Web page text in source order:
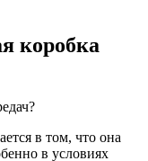
коробка
в том, что она
в условиях